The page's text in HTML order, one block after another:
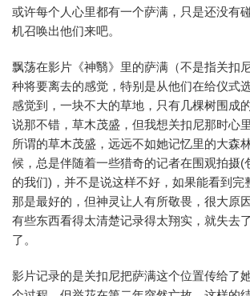
或许每个人心里都有一个萨满，只是还没有
机召唤出他们来吧。
飘荡在影片《神翳》里的萨满（不是指关扣
种将要离去的感觉，特别是从他们在给仪式
感觉到，一块不大的草地，只有几棵树围成
说那不错，草木茂盛，但我想关扣尼那时心
所谓的草木茂盛，远远不如她记忆里的大森
候，总是伴随着一些猎奇的记者在围观拍摄(
的我们)，并不是说这样不好，如果能看到完
那是最好的，但神灵让人有所敬畏，很大原
有些东西看得太清楚记录得太翔实，就失去
了。
影片记录的是关扣尼把萨满这个位置传给了